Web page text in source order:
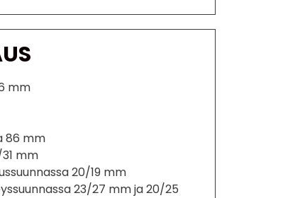
mm
86 mm
mm
20/19 mm
23/27 mm ja 20/25